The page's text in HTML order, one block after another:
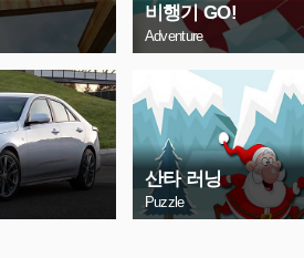
비행기 GO!
Adventure
산타 러닝
Puzzle